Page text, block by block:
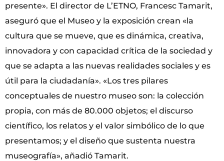
presente». El director de L’ETNO, Francesc Tamarit,
aseguró que el Museo y la exposición crean «la
cultura que se mueve, que es dinámica, creativa,
innovadora y con capacidad crítica de la sociedad y
que se adapta a las nuevas realidades sociales y es
útil para la ciudadanía». «Los tres pilares
conceptuales de nuestro museo son: la colección
propia, con más de 80.000 objetos; el discurso
científico, los relatos y el valor simbólico de lo que
presentamos; y el diseño que sustenta nuestra
museografía», añadió Tamarit.